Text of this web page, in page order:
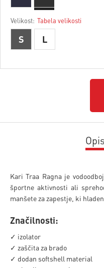
Velikost: Tabela velikosti
S L
Kari Traa Ragna je
športne aktivnosti ali
manšete za zapestje, ki
Značilnosti:
✓ izolator
✓ zaščita za brado
✓ dodan softshell material